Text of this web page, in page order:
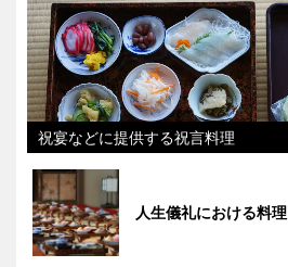
祝宴などに提供する祝言料理
人生儀礼における料理